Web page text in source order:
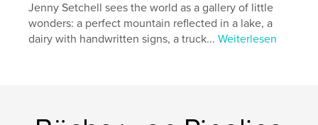
anecdote music organist
pipe organ
Jenny Setchell sees the world as a gallery of little
wonders: a perfect mountain reflected in a lake, a
dairy with handwritten signs, a truck...Weiterlesen